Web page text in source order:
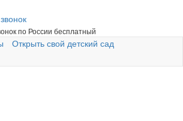
по России бесплатный
Открыть свой детский сад